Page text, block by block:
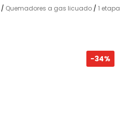
/ Quemadores a gas licuado / 1 etapa
-34%